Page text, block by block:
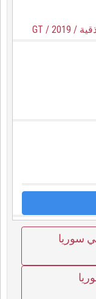
/ 2019
/ GT
سوريا